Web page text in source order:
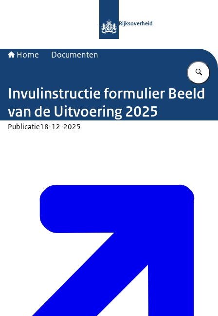
Rijksoverheid
Home Documenten
Invulinstructie formulier Beeld
van de Uitvoering 2025
Publicatie18-12-2025